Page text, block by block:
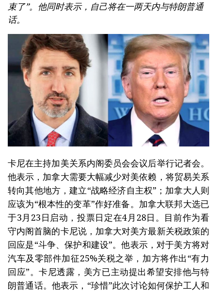
束了”。他同时表示，自己将在一两天内与特朗普通
话。
卡尼在主持加美关系内阁委员会会议后举行记者会。
他表示，加拿大需要大幅减少对美依赖，将贸易关系
转向其他地方，建立“战略经济自主权”；加拿大人则
应该为“根本性的变革”作好准备。加拿大联邦大选已
于3月23日启动，投票日定在4月28日。目前作为看
守内阁首脑的卡尼说，加拿大对美方最新关税政策的
回应是“斗争、保护和建设”。他表示，对于美方将对
汽车及零部件加征25%关税之举，加方将作出“有力
回应”。卡尼透露，美方已主动提出希望安排他与特
朗普通话。他表示，“珍惜”此次讨论如何保护工人和